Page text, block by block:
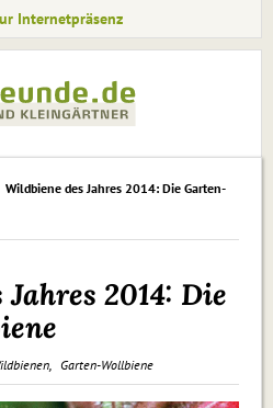
Internetpräsenz
Wildbiene des Jahres 2014: Die Garten-
2014: Die
Garten-Wollbiene